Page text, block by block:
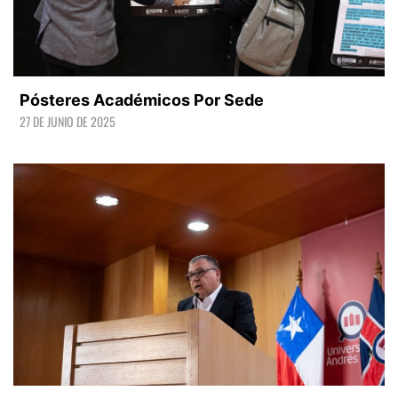
Pósteres Académicos Por Sede
27 DE JUNIO DE 2025